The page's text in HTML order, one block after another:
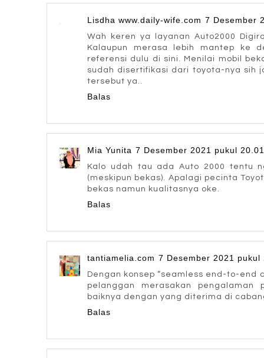
Lisdha www.daily-wife.com 7 Desember
Wah keren ya layanan Auto2000
Kalaupun merasa lebih mantep ke
referensi dulu di sini. Menilai mobil
sudah disertifikasi dari toyota-nya sih
tersebut ya..
Balas
Mia Yunita 7 Desember 2021 pukul 20.01
Kalo udah tau ada Auto 2000 tentu
(meskipun bekas). Apalagi pecinta
bekas namun kualitasnya oke.
Balas
tantiamelia.com 7 Desember 2021 pukul
Dengan konsep “seamless end-to-end
pelanggan merasakan
baiknya dengan yang diterima di
Balas